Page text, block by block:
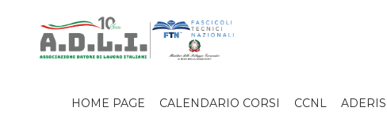
HOME PAGE CALENDARIO CORSI CCNL